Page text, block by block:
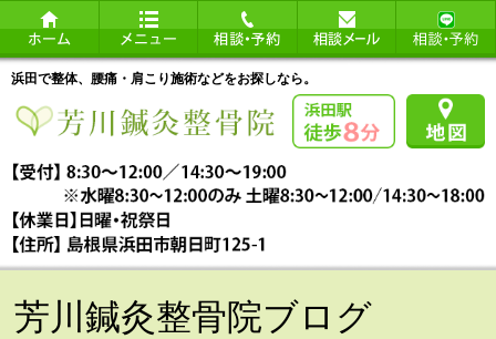
浜田で整体、腰痛・肩こり施術などをお探しなら。
芳川鍼灸整骨院ブログ